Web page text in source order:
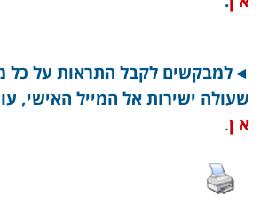
◄למבקשים לקבל התראות על כל
שעולה ישירות אל המייל האישי,
א ן.